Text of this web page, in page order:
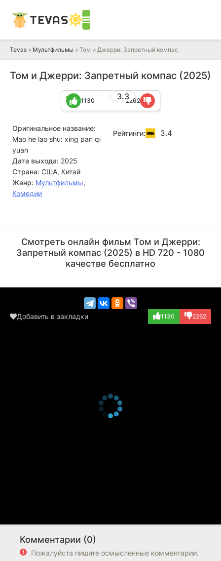
TEVAS
Tevas » Мультфильмы » Том и Джерри: Запретный компас
Том и Джерри: Запретный компас (2025)
3.3
1130 2262
Оригинальное название:
Mao he lao shu: xing pan qi
yuan
Дата выхода: 2025
Страна: США, Китай
Жанр: Мультфильмы,
Комедии
Рейтинги: 3.4
(озвучка)
(озвучка)
Смотреть онлайн фильм Том и Джерри:
Запретный компас (2025) в HD 720 - 1080
качестве бесплатно
Добавить в закладки 1130 2262
Комментарии (0)
Пожалуйста пишите осмысленные комментарии.